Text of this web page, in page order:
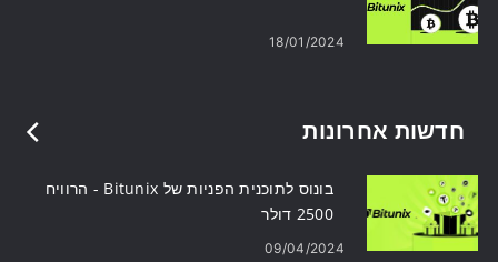
18/01/2024
חדשות אחרונות
בונוס לתוכנית הפניות של Bitunix - הרוויח
2500 דולר
09/04/2024